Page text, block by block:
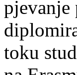
pjevanje
toku